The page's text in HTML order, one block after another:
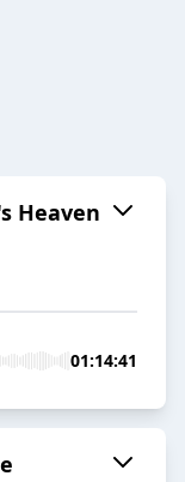
Heaven
01:14:41